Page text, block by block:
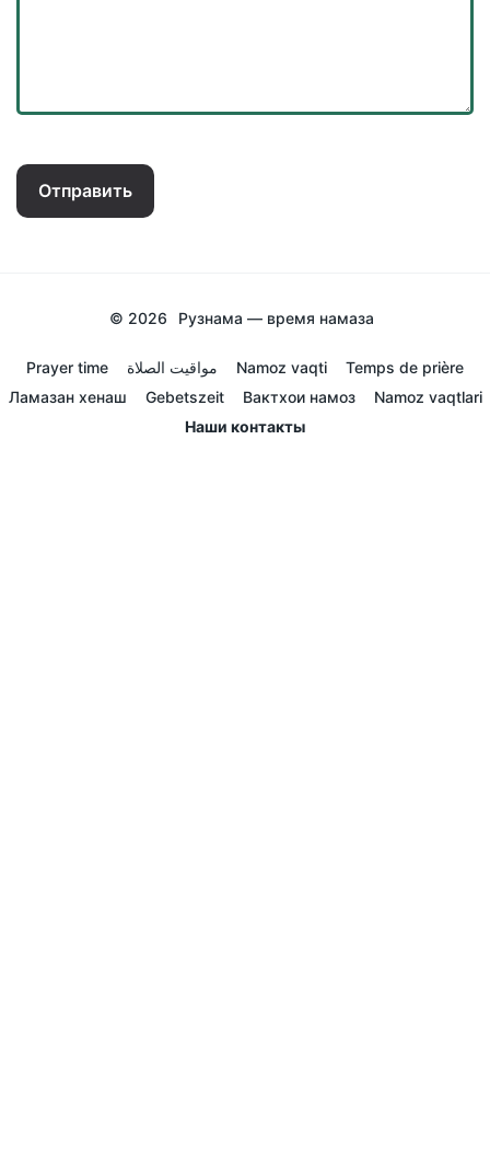
Отправить
© 2026 Рузнама — время намаза
Prayer time مواقيت الصلاة Namoz vaqti
Temps de prière
Ламазан хенаш
Gebetszeit Вактхои намоз
Namoz vaqtlari
Наши контакты